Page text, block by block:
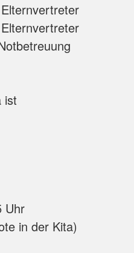
ist
Uhr
in der Kita)